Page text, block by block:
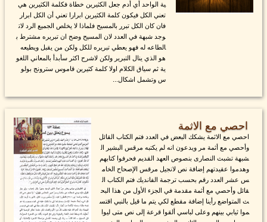
ية الواحد أي أدم جعل الكثيرين خطاة فكلمة الكثيرين هي
تعني الكل فيكون كلمة الكثيرين ابرارا تعني أن الكل ابرار
فان كان الكل تبرر بالمسيح فلماذا لا يخلص الجميع الرد لات
وجد شبهة في العدد لان المسيح وضح ان تبريره مشترط ب
الطاعه له فهو يعطي تبريره للكل ولكن من يقبل ويطيعه
هو الذي ينال التبرير ولكن لاشرح اكثر سأبدأ بالمعاني اللغو
ية ثم سياق الكلام اولا كلمة كثيرين قاموس سترونج بولو
س وتشمل اشكال...
احصي مع الاثمة
احصي مع الاثمة يشكك البعض في العدد فتم الكتاب القائل
وأحصي مع أثمة مر ويدعون انه لم يكتبه مرقس البشير ال
شبهة تشبث النصارى بنصوص العهد القديم فحرفوا كتابهم
وهدموا عقيدتهم إضافة نص لانجيل مرقس الإصحاح الخام
س عشر العدد رقم بحسب ترجمة الفانديك فتم الكتاب ال
قائل وأحصي مع أثمة مقدمة في الجزء الأول من هذا البح
ث المتواضع رأينا إضافة مقطع لكي يتم ما قيل بالنبي اقتس
موا ثيابي بينهم وعلى لباسي ألقوا قرعة إلى نص متى ليوا